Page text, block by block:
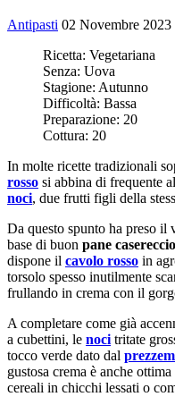
Antipasti 02 Novembre 2023
Ricetta: Vegetariana
Senza: Uova
Stagione: Autunno
Difficoltà: Bassa
Preparazione: 20
Cottura: 20
In molte ricette tradizionali
rosso si abbina di frequente
noci, due frutti figli della
Da questo spunto ha preso il
base di buon pane casereccio
dispone il cavolo rosso in
torsolo spesso inutilmente
frullando in crema con il
A completare come già
a cubettini, le nocitritate
tocco verde dato dal
gustosa crema è anche
cereali in chicchi lessati o